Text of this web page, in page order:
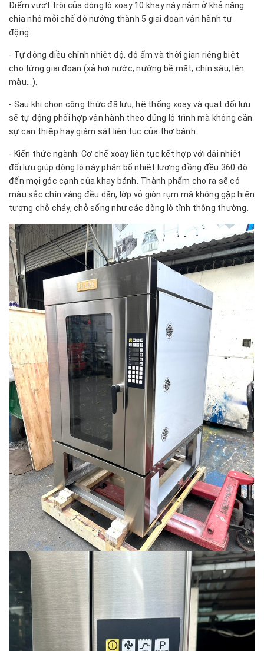
Điểm vượt trội của dòng lò xoay 10 khay này nằm ở khả năng
chia nhỏ mỗi chế độ nướng thành 5 giai đoạn vận hành tự
động:
- Tự động điều chỉnh nhiệt độ, độ ẩm và thời gian riêng biệt
cho từng giai đoạn (xả hơi nước, nướng bề mặt, chín sâu, lên
màu...).
- Sau khi chọn công thức đã lưu, hệ thống xoay và quạt đối lưu
sẽ tự động phối hợp vận hành theo đúng lộ trình mà không cần
sự can thiệp hay giám sát liên tục của thợ bánh.
- Kiến thức ngành: Cơ chế xoay liên tục kết hợp với dải nhiệt
đối lưu giúp dòng lò này phân bổ nhiệt lượng đồng đều 360 độ
đến mọi góc cạnh của khay bánh. Thành phẩm cho ra sẽ có
màu sắc chín vàng đều dặn, lớp vỏ giòn rụm mà không gặp hiện
tượng chỗ cháy, chỗ sống như các dòng lò tĩnh thông thường.